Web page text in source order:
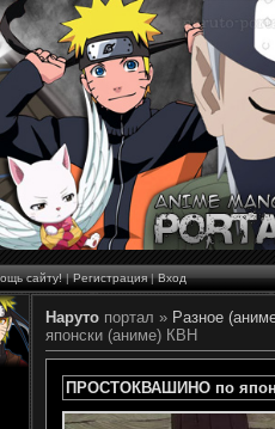
сайту!|Регистрация|Вход
Наруто портал » Разное
японски (аниме) КВН
ПРОСТОКВАШИНО по